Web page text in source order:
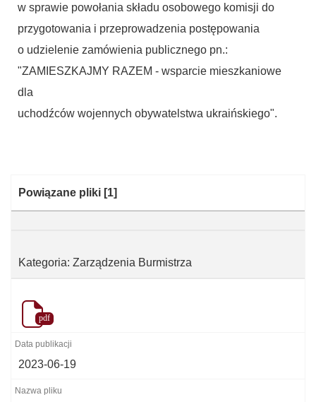
w sprawie powołania składu osobowego komisji do
przygotowania i przeprowadzenia postępowania
o udzielenie zamówienia publicznego pn.:
"ZAMIESZKAJMY RAZEM - wsparcie mieszkaniowe
dla
uchodźców wojennych obywatelstwa ukraińskiego".
Kategoria:
Powiązane pliki [1]
Kategoria: Zarządzenia Burmistrza
pdf
2023-06-19